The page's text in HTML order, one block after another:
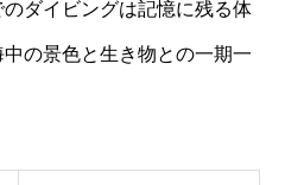
ダイビングは記憶に残る体
の景色と生き物との一期一